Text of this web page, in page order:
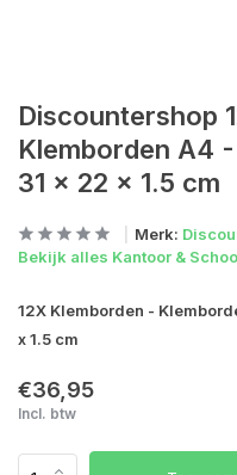
Discountershop
Klemborden A4
31 x 22 x 1.5 cm
Merk:
Bekijk alles Kantoor &
12X Klemborden -
x 1.5 cm
€36,95
Incl. btw